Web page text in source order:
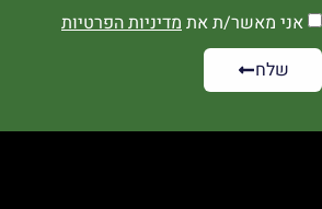
אני מאשר/ת את מדיניות הפרטיות
שלח